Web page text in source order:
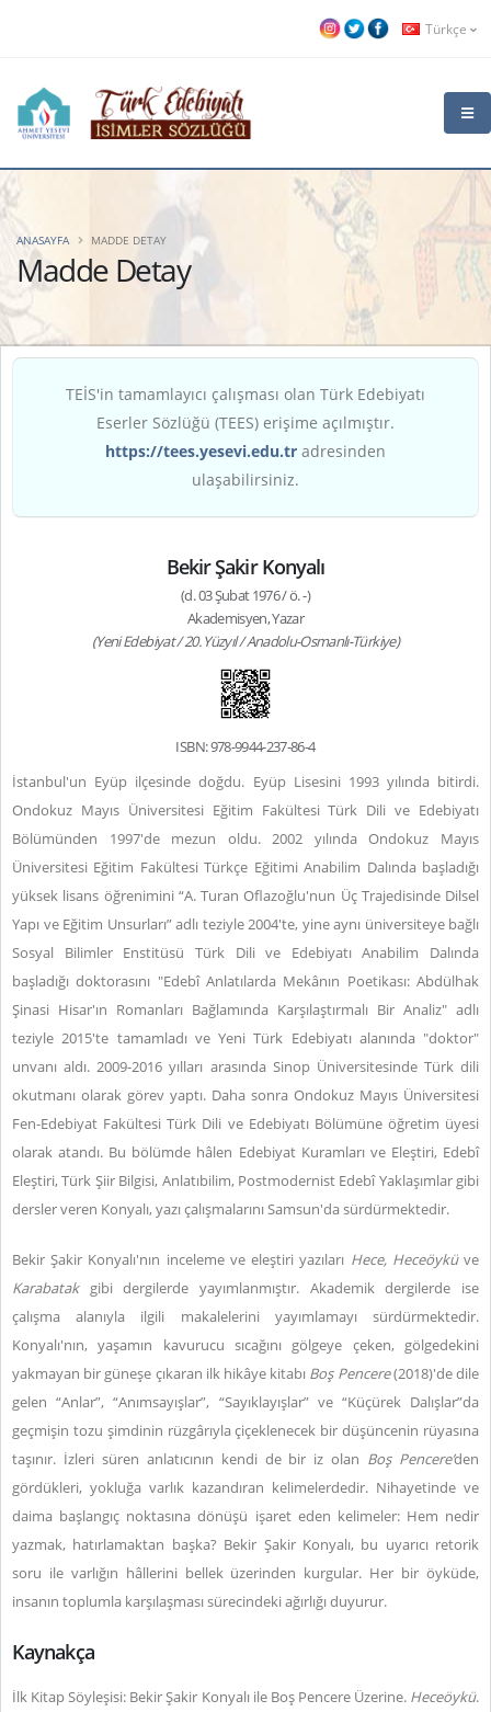
Türkçe
Madde Detay
ANASAYFA MADDE DETAY
TEİS'in tamamlayıcı çalışması olan Türk Edebiyatı
Eserler Sözlüğü (TEES) erişime açılmıştır.
https://tees.yesevi.edu.tr adresinden
ulaşabilirsiniz.
Bekir Şakir Konyalı
(d. 03 Şubat 1976 / ö. -)
Akademisyen, Yazar
(Yeni Edebiyat / 20. Yüzyıl / Anadolu-Osmanlı-Türkiye)
ISBN: 978-9944-237-86-4
İstanbul'un Eyüp ilçesinde doğdu. Eyüp Lisesini 1993 yılında bitirdi.
Ondokuz Mayıs Üniversitesi Eğitim Fakültesi Türk Dili ve Edebiyatı
Bölümünden 1997'de mezun oldu. 2002 yılında Ondokuz Mayıs
Üniversitesi Eğitim Fakültesi Türkçe Eğitimi Anabilim Dalında başladığı
yüksek lisans öğrenimini “A. Turan Oflazoğlu'nun Üç Trajedisinde Dilsel
Yapı ve Eğitim Unsurları” adlı teziyle 2004'te, yine aynı üniversiteye bağlı
Sosyal Bilimler Enstitüsü Türk Dili ve Edebiyatı Anabilim Dalında
başladığı doktorasını "Edebî Anlatılarda Mekânın Poetikası: Abdülhak
Şinasi Hisar'ın Romanları Bağlamında Karşılaştırmalı Bir Analiz" adlı
teziyle 2015'te tamamladı ve Yeni Türk Edebiyatı alanında "doktor"
unvanı aldı. 2009-2016 yılları arasında Sinop Üniversitesinde Türk dili
okutmanı olarak görev yaptı. Daha sonra Ondokuz Mayıs Üniversitesi
Fen-Edebiyat Fakültesi Türk Dili ve Edebiyatı Bölümüne öğretim üyesi
olarak atandı. Bu bölümde hâlen Edebiyat Kuramları ve Eleştiri, Edebî
Eleştiri, Türk Şiir Bilgisi, Anlatıbilim, Postmodernist Edebî Yaklaşımlar gibi
dersler veren Konyalı, yazı çalışmalarını Samsun'da sürdürmektedir.
Bekir Şakir Konyalı'nın inceleme ve eleştiri yazıları Hece, Heceöyküve
Karabatakgibi dergilerde yayımlanmıştır. Akademik dergilerde ise
çalışma alanıyla ilgili makalelerini yayımlamayı sürdürmektedir.
Konyalı'nın, yaşamın kavurucu sıcağını gölgeye çeken, gölgedekini
yakmayan bir güneşe çıkaran ilk hikâye kitabı Boş Pencere(2018)'de dile
gelen “Anlar”, “Anımsayışlar”, “Sayıklayışlar” ve “Küçürek Dalışlar”da
geçmişin tozu şimdinin rüzgârıyla çiçeklenecek bir düşüncenin rüyasına
taşınır. İzleri süren anlatıcının kendi de bir iz olan Boş Pencere’den
gördükleri, yokluğa varlık kazandıran kelimelerdedir. Nihayetinde ve
daima başlangıç noktasına dönüşü işaret eden kelimeler: Hem nedir
yazmak, hatırlamaktan başka? Bekir Şakir Konyalı, bu uyarıcı retorik
soru ile varlığın hâllerini bellek üzerinden kurgular. Her bir öyküde,
insanın toplumla karşılaşması sürecindeki ağırlığı duyurur.
Kaynakça
İlk Kitap Söyleşisi: Bekir Şakir Konyalı ile Boş Pencere Üzerine. Heceöykü.